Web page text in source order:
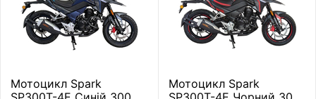
Мотоцикл Spark
Мотоцикл Spark